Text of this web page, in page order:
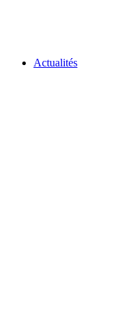
Actualités